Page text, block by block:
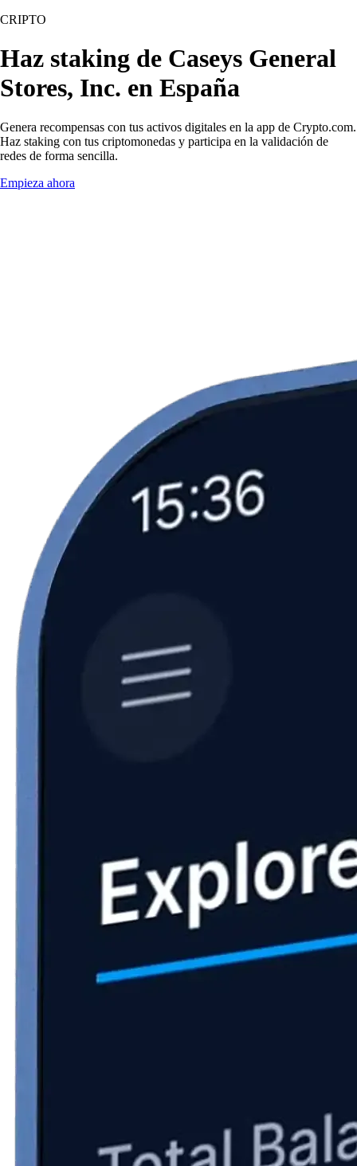
CRIPTO
Haz staking de Caseys General
Stores, Inc. en España
Genera recompensas con tus activos digitales en la app de Crypto.com.
Haz staking con tus criptomonedas y participa en la validación de
redes de forma sencilla.
Empieza ahora